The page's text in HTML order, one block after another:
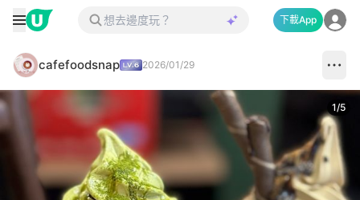
下載App
cafefoodsnap 2026/01/29
1/5